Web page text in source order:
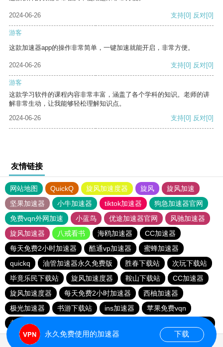
2024-06-26 支持[0] 反对[0]
游客
这款加速器app的操作非常简单，一键加速就能开启，非常方便。
2024-06-26 支持[0] 反对[0]
游客
这款学习软件的课程内容非常丰富，涵盖了各个学科的知识。老师的讲
解非常生动，让我能够轻松理解知识点。
2024-06-26
支持[0] 反对[0]
友情链接
网站地图 QuickQ 旋风加速度器 旋风
旋风加速
坚果加速器
小牛加速器 tiktok加速器
狗急加速器官网
免费vqn外网加速
小蓝鸟 优途加速器官网
风驰加速器
旋风加速器
八戒看书 海鸥加速器
CC加速器
每天免费2小时加速器
酷通vp加速器
蜜蜂加速器
quickq
油管加速器永久免费版 胜春下载站
次玩下载站
毕竟乐民下载站
旋风加速度器 鞍山下载站
CC加速器
旋风加速度器
每天免费2小时加速器
西柚加速器
极光加速器
书游下载站 ins加速器
苹果免费vqn
老王vnp
新日港下载站
永久免费使用的加速器 下载